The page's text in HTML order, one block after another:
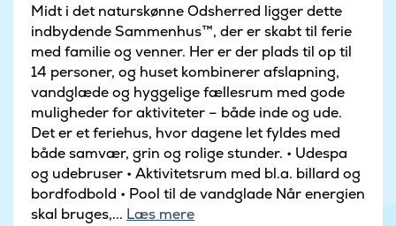
Midt i det naturskønne Odsherred ligger dette
indbydende Sammenhus™, der er skabt til ferie
med familie og venner. Her er der plads til op til
14 personer, og huset kombinerer afslapning,
vandglæde og hyggelige fællesrum med gode
muligheder for aktiviteter – både inde og ude.
Det er et feriehus, hvor dagene let fyldes med
både samvær, grin og rolige stunder. • Udespa
og udebruser • Aktivitetsrum med bl.a. billard og
bordfodbold • Pool til de vandglade Når energien
skal bruges,... Læs mere